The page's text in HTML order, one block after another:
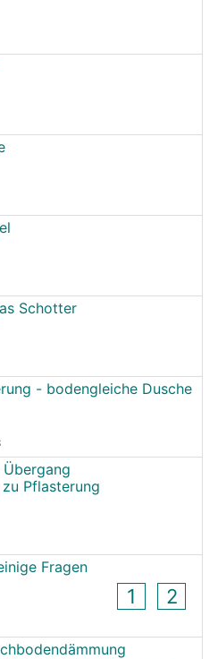
Schotter
- bodengleiche Dusche
Pflasterung
Fragen
1 2